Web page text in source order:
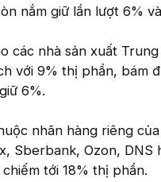
nắm giữ lần lượt 6%
các nhà sản xuất
với 9% thị phần, bám
6%.
nhãn hàng riêng
Sberbank, Ozon,
tới 18% thị phần.